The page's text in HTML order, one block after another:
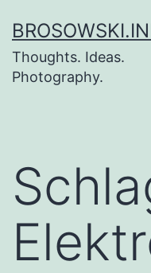
Inhalt
springen
Thoughts. Ideas.
Photography.